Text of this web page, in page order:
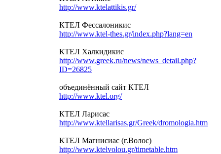
http://www.ktelattikis.gr/
КТЕЛ Фессалоникис
http://www.ktel-thes.gr/index.php?lang=en
КТЕЛ Халкидикис
http://www.greek.ru/news/news_detail.php?
ID=26825
объединённый сайт КТЕЛ
http://www.ktel.org/
КТЕЛ Ларисас
http://www.ktellarisas.gr/Greek/dromologia.htm
КТЕЛ Магнисиас (г.Волос)
http://www.ktelvolou.gr/timetable.htm